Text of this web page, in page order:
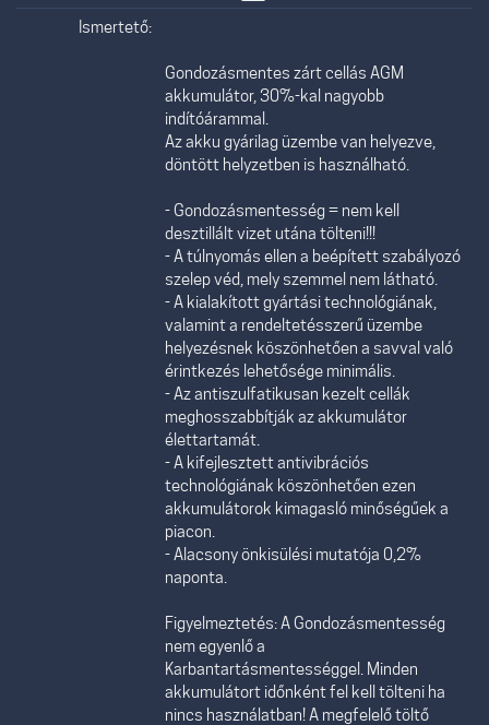
Ismertető:
Gondozásmentes zárt cellás AGM
akkumulátor, 30%-kal nagyobb
indítóárammal.
Az akku gyárilag üzembe van helyezve,
döntött helyzetben is használható.
- Gondozásmentesség = nem kell
desztillált vizet utána tölteni!!!
- A túlnyomás ellen a beépített szabályozó
szelep véd, mely szemmel nem látható.
- A kialakított gyártási technológiának,
valamint a rendeltetésszerű üzembe
helyezésnek köszönhetően a savval való
érintkezés lehetősége minimális.
- Az antiszulfatikusan kezelt cellák
meghosszabbítják az akkumulátor
élettartamát.
- A kifejlesztett antivibrációs
technológiának köszönhetően ezen
akkumulátorok kimagasló minőségűek a
piacon.
- Alacsony önkisülési mutatója 0,2%
naponta.
Figyelmeztetés: A Gondozásmentesség
nem egyenlő a
Karbantartásmentességgel. Minden
akkumulátort időnként fel kell tölteni ha
nincs használatban! A megfelelő töltő